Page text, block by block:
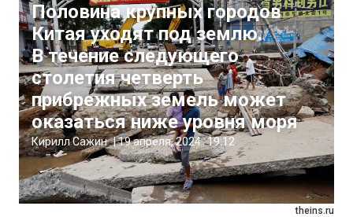
theins.ru
Половина крупных городов
Китая уходят под землю.
В течение следующего
столетия четверть
прибрежных земель может
оказаться ниже уровня моря
Кирилл Сажин |19 апреля, 2024 19:12